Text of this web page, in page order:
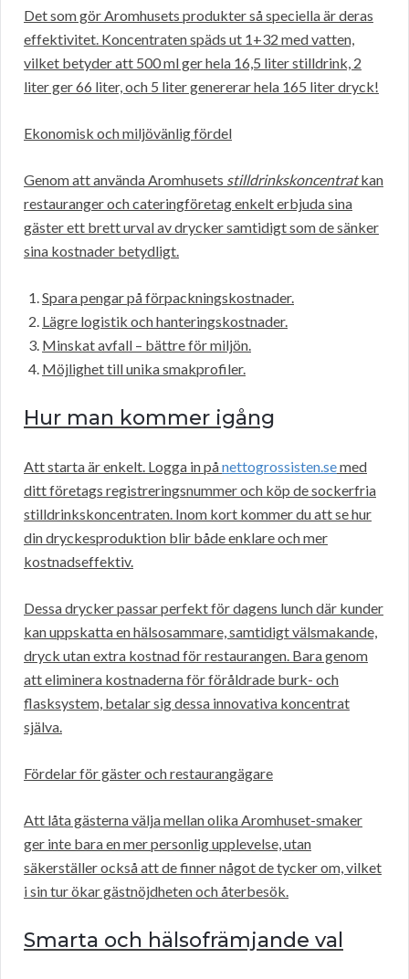
Det som gör Aromhusets produkter så speciella är deras
effektivitet. Koncentraten späds ut 1+32 med vatten,
vilket betyder att 500 ml ger hela 16,5 liter stilldrink, 2
liter ger 66 liter, och 5 liter genererar hela 165 liter dryck!
Ekonomisk och miljövänlig fördel
Genom att använda Aromhusets stilldrinkskoncentratkan
restauranger och cateringföretag enkelt erbjuda sina
gäster ett brett urval av drycker samtidigt som de sänker
sina kostnader betydligt.
Spara pengar på förpackningskostnader.
Lägre logistik och hanteringskostnader.
Minskat avfall – bättre för miljön.
Möjlighet till unika smakprofiler.
Hur man kommer igång
Att starta är enkelt. Logga in pånettogrossisten.semed
ditt företags registreringsnummer och köp de sockerfria
stilldrinkskoncentraten. Inom kort kommer du att se hur
din dryckesproduktion blir både enklare och mer
kostnadseffektiv.
Dessa drycker passar perfekt för dagens lunch där kunder
kan uppskatta en hälsosammare, samtidigt välsmakande,
dryck utan extra kostnad för restaurangen. Bara genom
att eliminera kostnaderna för föråldrade burk- och
flasksystem, betalar sig dessa innovativa koncentrat
själva.
Fördelar för gäster och restaurangägare
Att låta gästerna välja mellan olika Aromhuset-smaker
ger inte bara en mer personlig upplevelse, utan
säkerställer också att de finner något de tycker om, vilket
i sin tur ökar gästnöjdheten och återbesök.
Smarta och hälsofrämjande val